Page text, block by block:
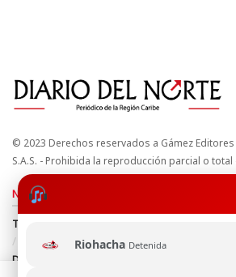
Riohacha Detenida
© 2023 Derechos reservados a Gámez Editores
S.A.S. - Prohibida la reproducción parcial o
Nuestros sitios
Términos y Condiciones
Política de uso de cookies
Política de
Directrices Editoriales